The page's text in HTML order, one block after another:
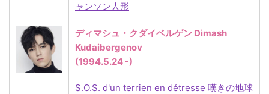
ャンソン人形
ディマシュ・クダイベルゲン Dimash
Kudaibergenov
(1994.5.24 -)
S.O.S. d'un terrien en détresse 嘆きの地球